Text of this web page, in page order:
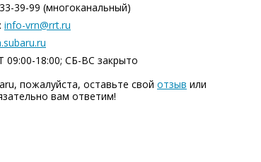
39-99 (многоканальный)
info-vrn@rrt.ru
18:00; СБ-ВC закрыто
пожалуйста, оставьте свой отзыв или
вам ответим!